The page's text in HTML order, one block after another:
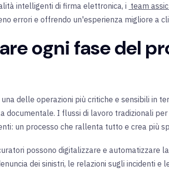
intelligenti di firma elettronica, i team
errori e offrendo un'esperienza migliore a
ogni fase del
delle operazioni più critiche e sensibili in
documentale. I flussi di lavoro tradizionali
un processo che rallenta tutto e crea più
possono digitalizzare e automatizzare
dei sinistri, le relazioni sugli incidenti